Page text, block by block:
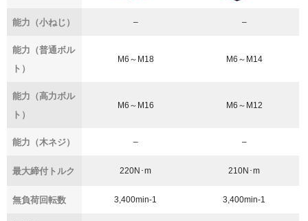
能力（小ねじ） – –
能力（普通ボル
ト）
M6～M18 M6～M14
能力（高力ボル
ト）
M6～M16 M6～M12
能力（木ネジ） – –
最大締付トルク 220N･m 210N･m
無負荷回転数 3,400min-1 3,400min-1